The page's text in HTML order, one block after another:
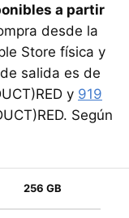
a partir
desde la
Store física y
salida es de
y 919
Según
256 GB